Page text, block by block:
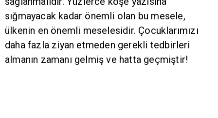
sığmayacak kadar önemli olan bu mesele,
ülkenin en önemli meselesidir. Çocuklarımızı
daha fazla ziyan etmeden gerekli tedbirleri
almanın zamanı gelmiş ve hatta geçmiştir!